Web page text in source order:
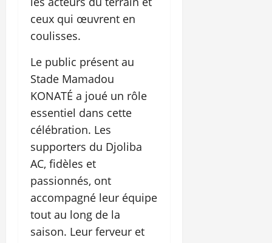
ceux qui œuvrent en
coulisses.
Le public présent au
Stade Mamadou
KONATÉ a joué un rôle
essentiel dans cette
célébration. Les
supporters du Djoliba
AC, fidèles et
passionnés, ont
accompagné leur équipe
tout au long de la
saison. Leur ferveur et